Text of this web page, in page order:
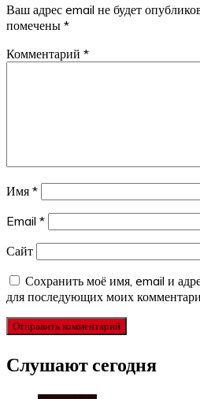
Ваш адрес email не будет
помечены *
Комментарий *
Имя *
Email *
Сайт
Сохранить моё имя, email и
для последующих моих
Слушают сегодня